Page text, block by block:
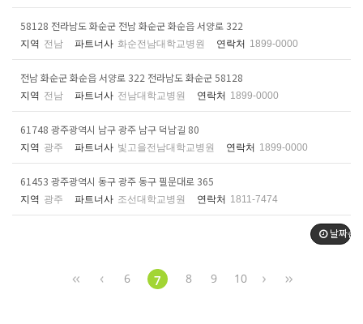
58128 전라남도 화순군 전남 화순군 화순읍 서양로 322
지역 전남 파트너사 화순전남대학교병원 연락처 1899-0000
전남 화순군 화순읍 서양로 322 전라남도 화순군 58128
지역 전남 파트너사 전남대학교병원 연락처 1899-0000
61748 광주광역시 남구 광주 남구 덕남길 80
지역 광주 파트너사 빛고을전남대학교병원 연락처 1899-0000
61453 광주광역시 동구 광주 동구 필문대로 365
지역 광주 파트너사 조선대학교병원 연락처 1811-7474
날짜순
6 7 8 9 10